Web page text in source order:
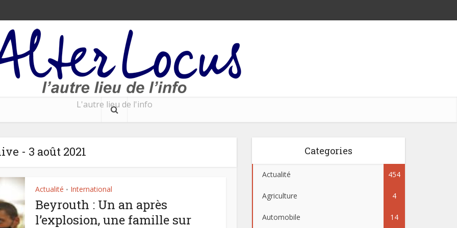
L'autre lieu de l'info
- 3 août 2021
Actualité • International
Beyrouth : Un an après
l’explosion, une famille sur
Categories
Actualité 454
Agriculture 4
Automobile 14